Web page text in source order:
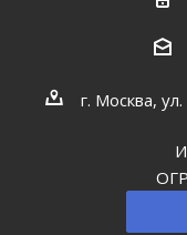
г. Москва,